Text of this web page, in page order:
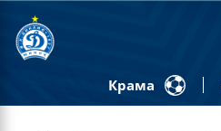
Крама